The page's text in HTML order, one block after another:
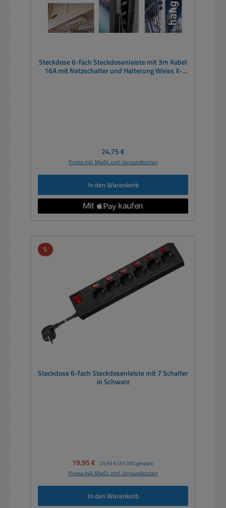
Steckdose 6-fach Steckdosenleiste mit 3m Kabel
16A mit Netzschalter und Halterung Weiss X-
Regulärer Preis:
24,75 €
Preise inkl. MwSt. zzgl. Versandkosten
In den Warenkorb
%Rabatt
Steckdose 6-fach Steckdosenleiste mit 7 Schalter
in Schwarz
Verkaufspreis:
19,95 € Regulärer Preis:
29,95 € (33.39% gespart)
Preise inkl. MwSt. zzgl. Versandkosten
In den Warenkorb